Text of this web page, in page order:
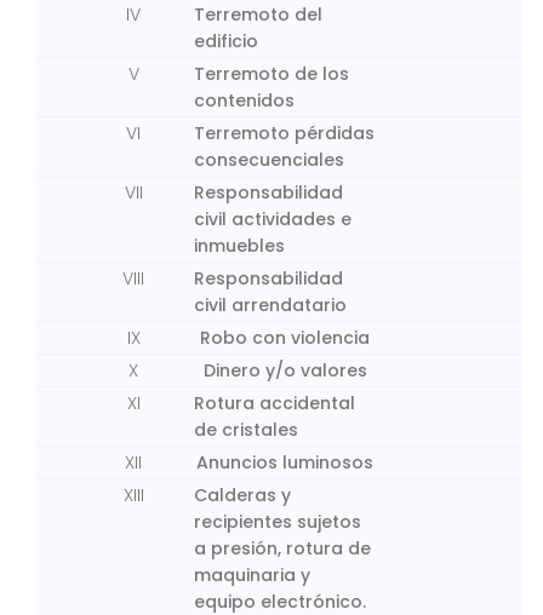
IV
Terremoto del
edificio
V
Terremoto de los
contenidos
VI
Terremoto pérdidas
consecuenciales
VII
Responsabilidad
civil actividades e
inmuebles
VIII
Responsabilidad
civil arrendatario
IX
Robo con violencia
X
Dinero y/o valores
XI
Rotura accidental
de cristales
XII
Anuncios luminosos
XIII
Calderas y
recipientes sujetos
a presión, rotura de
maquinaria y
equipo electrónico.